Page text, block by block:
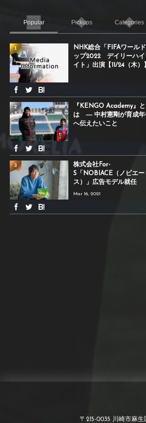
Popular Pickups Categories
NHK総合「FIFAワール
ップ2022 デイリーハイ
イト」出演【11/24（木）
1
『KENGO Academy』と
は ― 中村憲剛が育成年
へ伝えたいこと
2
株式会社For-
S「NOBIACE（ノビエー
ス）」広告モデル就任
Mar 16, 2021
3
〒215-0035 川崎市麻